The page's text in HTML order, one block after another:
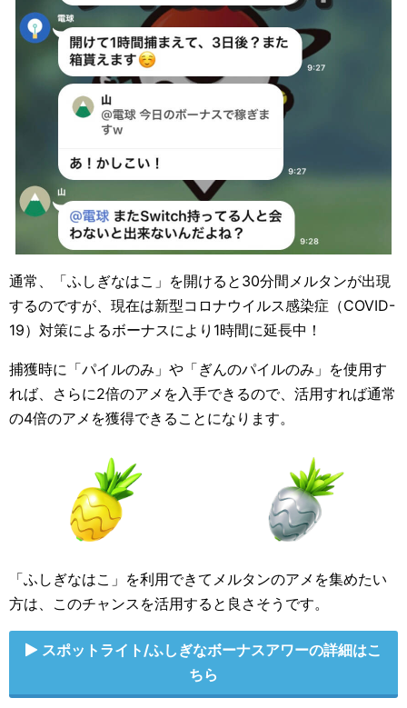
通常、「ふしぎなはこ」を開けると30分間メルタンが出現
するのですが、現在は新型コロナウイルス感染症（COVID-
19）対策によるボーナスにより1時間に延長中！
捕獲時に「パイルのみ」や「ぎんのパイルのみ」を使用す
れば、さらに2倍のアメを入手できるので、活用すれば通常
の4倍のアメを獲得できることになります。
「ふしぎなはこ」を利用できてメルタンのアメを集めたい
方は、このチャンスを活用すると良さそうです。
スポットライト/ふしぎなボーナスアワーの詳細はこ
ちら